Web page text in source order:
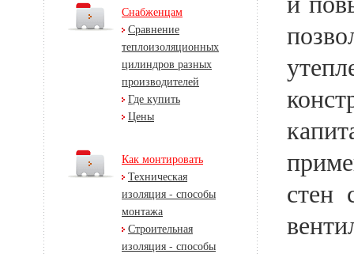
Снабженцам
Сравнение
теплоизоляционных
цилиндров разных
производителей
Где купить
Цены
Как монтировать
Техническая
изоляция - способы
монтажа
Строительная
изоляция - способы
стен